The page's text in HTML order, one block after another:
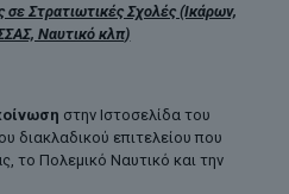
σε Στρατιωτικές Σχολές (Ικάρων,
Ναυτικό κλπ)
στην Ιστοσελίδα του
διακλαδικού επιτελείου που
το Πολεμικό Ναυτικό και την